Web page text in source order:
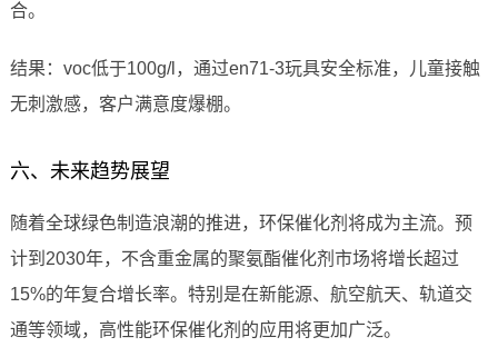
合。
结果：voc低于100g/l，通过en71-3玩具安全标准，儿童接触
无刺激感，客户满意度爆棚。
六、未来趋势展望
随着全球绿色制造浪潮的推进，环保催化剂将成为主流。预
计到2030年，不含重金属的聚氨酯催化剂市场将增长超过
15%的年复合增长率。特别是在新能源、航空航天、轨道交
通等领域，高性能环保催化剂的应用将更加广泛。